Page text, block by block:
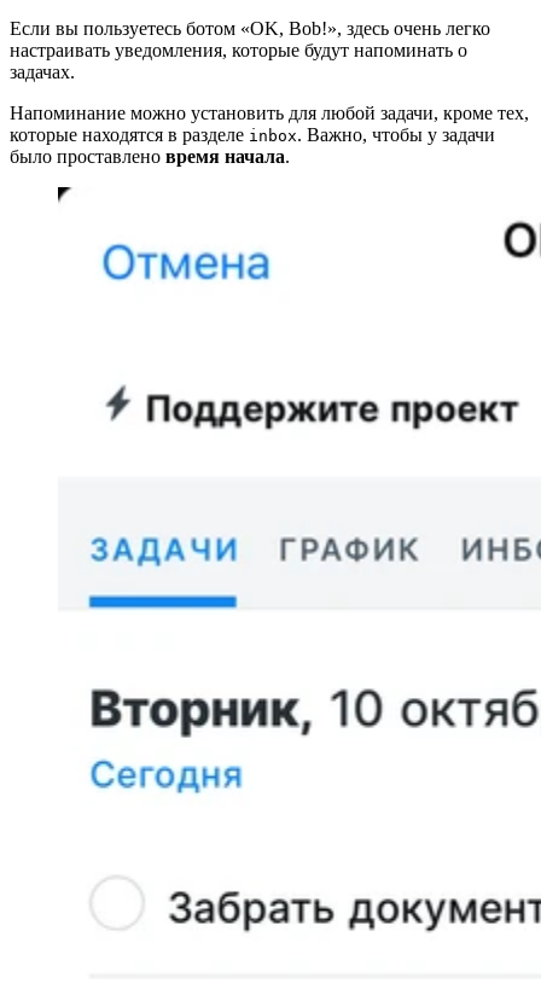
Если вы пользуетесь ботом «ОK, Bob!», здесь очень легко
настраивать уведомления, которые будут напоминать о
задачах.
Напоминание можно установить для любой задачи, кроме тех,
которые находятся в разделе inbox. Важно, чтобы у задачи
было проставлено время начала.